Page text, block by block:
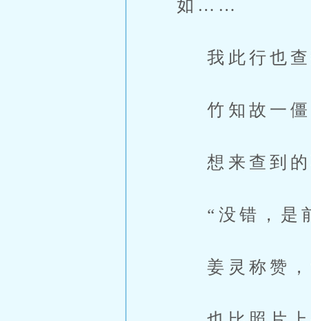
如……
我此行也查
竹知故一僵
想来查到的
“没错，是
姜灵称赞，